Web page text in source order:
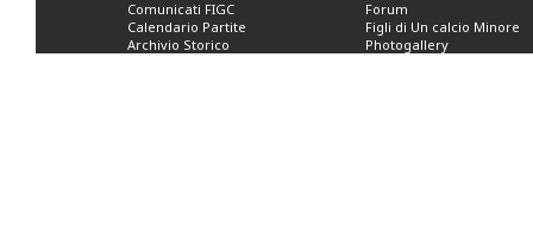
Comunicati FIGC
Calendario Partite
Archivio Storico
Forum
Figli di Un calcio Minore
Photogallery